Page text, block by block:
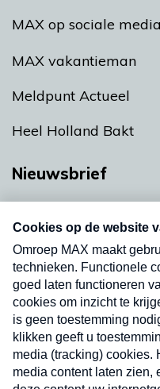
MAX op sociale media
MAX vakantieman
Meldpunt Actueel
Heel Holland Bakt
Nieuwsbrief
nieuwsbrief. Elke
uw mailbox.